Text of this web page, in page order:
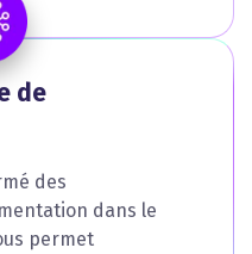
de
des
dans le
permet